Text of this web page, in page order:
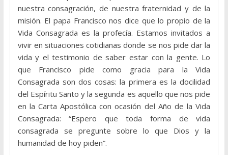
nuestra consagración, de nuestra fraternidad y de la
misión. El papa Francisco nos dice que lo propio de la
Vida Consagrada es la profecía. Estamos invitados a
vivir en situaciones cotidianas donde se nos pide dar la
vida y el testimonio de saber estar con la gente. Lo
que Francisco pide como gracia para la Vida
Consagrada son dos cosas: la primera es la docilidad
del Espíritu Santo y la segunda es aquello que nos pide
en la Carta Apostólica con ocasión del Año de la Vida
Consagrada: “Espero que toda forma de vida
consagrada se pregunte sobre lo que Dios y la
humanidad de hoy piden”.